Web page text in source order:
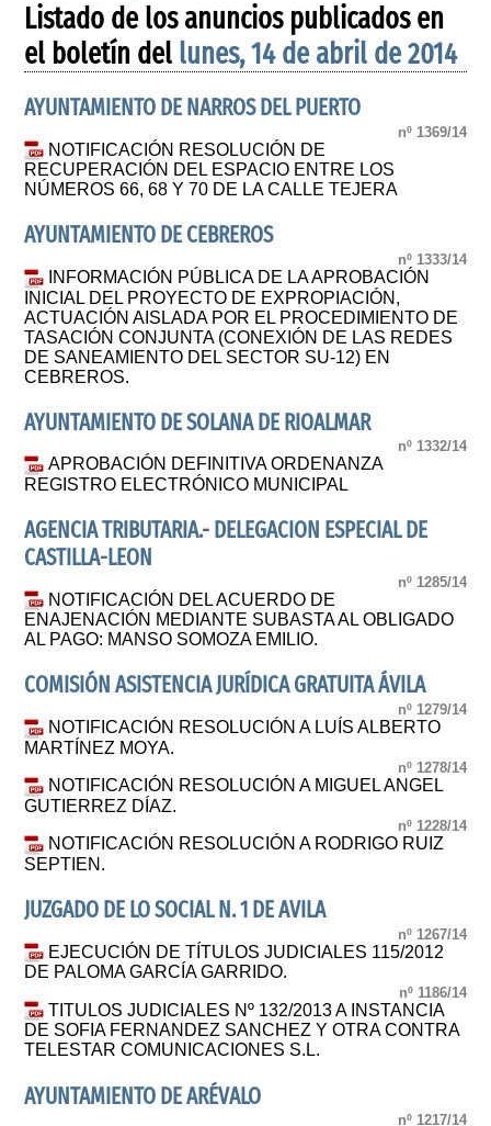
Listado de los anuncios publicados en
el boletín del lunes, 14 de abril de 2014
AYUNTAMIENTO DE NARROS DEL PUERTO
nº 1369/14
NOTIFICACIÓN RESOLUCIÓN DE
RECUPERACIÓN DEL ESPACIO ENTRE LOS
NÚMEROS 66, 68 Y 70 DE LA CALLE TEJERA
AYUNTAMIENTO DE CEBREROS
nº 1333/14
INFORMACIÓN PÚBLICA DE LA APROBACIÓN
INICIAL DEL PROYECTO DE EXPROPIACIÓN,
ACTUACIÓN AISLADA POR EL PROCEDIMIENTO DE
TASACIÓN CONJUNTA (CONEXIÓN DE LAS REDES
DE SANEAMIENTO DEL SECTOR SU-12) EN
CEBREROS.
AYUNTAMIENTO DE SOLANA DE RIOALMAR
nº 1332/14
APROBACIÓN DEFINITIVA ORDENANZA
REGISTRO ELECTRÓNICO MUNICIPAL
AGENCIA TRIBUTARIA.- DELEGACION ESPECIAL DE
CASTILLA-LEON
nº 1285/14
NOTIFICACIÓN DEL ACUERDO DE
ENAJENACIÓN MEDIANTE SUBASTA AL OBLIGADO
AL PAGO: MANSO SOMOZA EMILIO.
COMISIÓN ASISTENCIA JURÍDICA GRATUITA ÁVILA
nº 1279/14
NOTIFICACIÓN RESOLUCIÓN A LUÍS ALBERTO
MARTÍNEZ MOYA.
nº 1278/14
NOTIFICACIÓN RESOLUCIÓN A MIGUEL ANGEL
GUTIERREZ DÍAZ.
nº 1228/14
NOTIFICACIÓN RESOLUCIÓN A RODRIGO RUIZ
SEPTIEN.
JUZGADO DE LO SOCIAL N. 1 DE AVILA
nº 1267/14
EJECUCIÓN DE TÍTULOS JUDICIALES 115/2012
DE PALOMA GARCÍA GARRIDO.
nº 1186/14
TITULOS JUDICIALES Nº 132/2013 A INSTANCIA
DE SOFIA FERNANDEZ SANCHEZ Y OTRA CONTRA
TELESTAR COMUNICACIONES S.L.
AYUNTAMIENTO DE ARÉVALO
nº 1217/14